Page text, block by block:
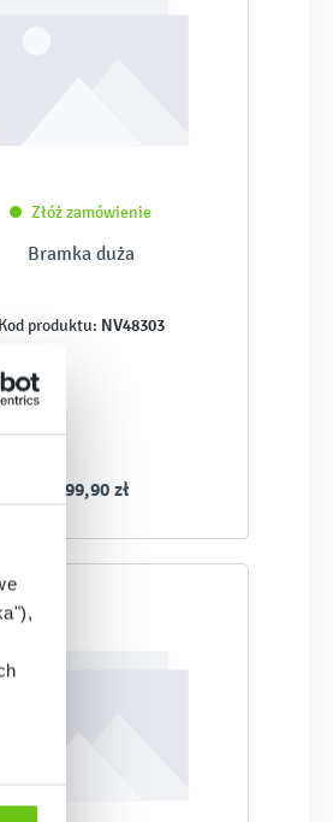
Złóż zamówienie
Bramka duża
Kod produktu: NV48303
14 799,90 zł